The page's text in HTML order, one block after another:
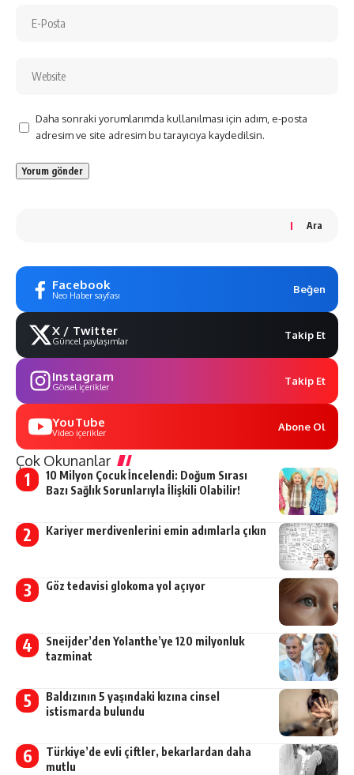
Daha sonraki yorumlarımda kullanılması için adım, e-posta
adresim ve site adresim bu tarayıcıya kaydedilsin.
Ara
Facebook
Neo Haber sayfası Beğen
X / Twitter
Güncel paylaşımlar Takip Et
Instagram
Görsel içerikler Takip Et
YouTube
Video içerikler Abone Ol
Çok Okunanlar
10 Milyon Çocuk İncelendi: Doğum Sırası
Bazı Sağlık Sorunlarıyla İlişkili Olabilir!
Kariyer merdivenlerini emin adımlarla çıkın
Göz tedavisi glokoma yol açıyor
Sneijder’den Yolanthe’ye 120 milyonluk
tazminat
Baldızının 5 yaşındaki kızına cinsel
istismarda bulundu
Türkiye’de evli çiftler, bekarlardan daha
mutlu